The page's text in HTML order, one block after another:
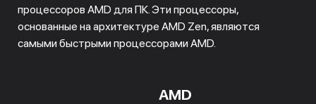
процессоров AMD для ПК. Эти процессоры,
основанные на архитектуре AMD Zen, являются
самыми быстрыми процессорами AMD.
AMD